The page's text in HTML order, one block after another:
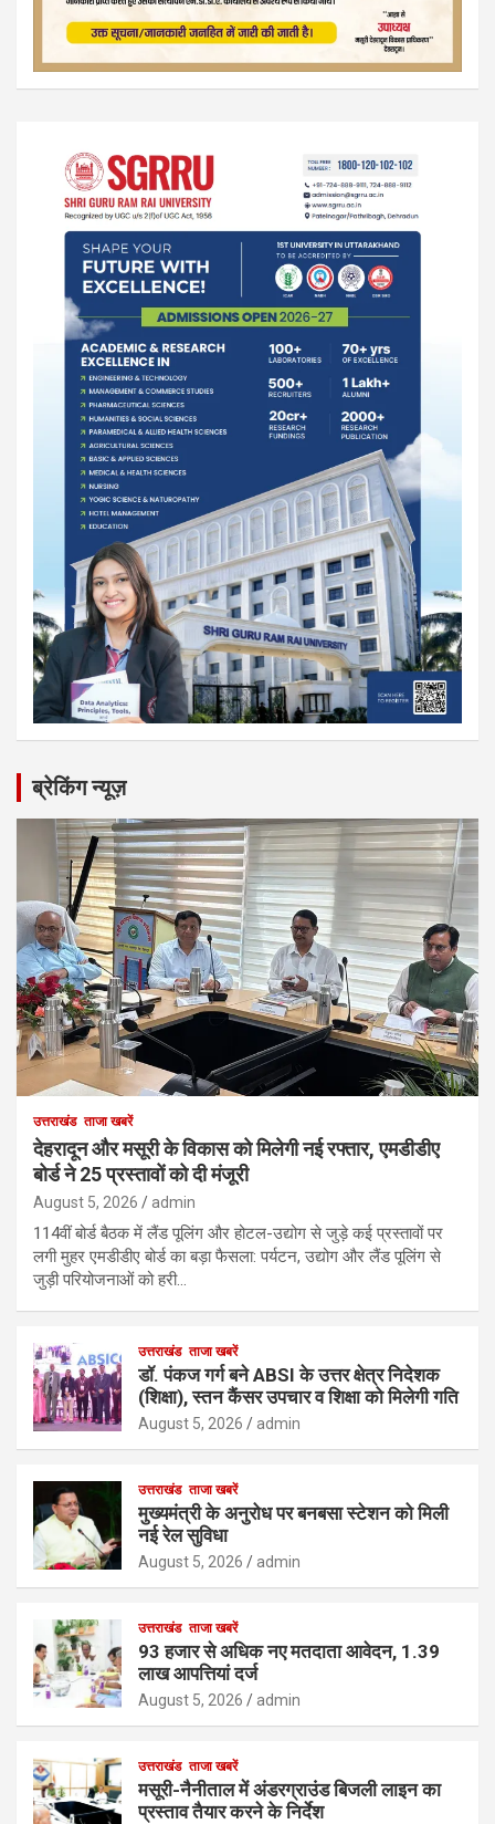
ब्रेकिंग न्यूज़
उत्तराखंड ताजा खबरें
देहरादून और मसूरी के विकास को मिलेगी नई रफ्तार, एमडीडीए
बोर्ड ने 25 प्रस्तावों को दी मंजूरी
August 5, 2026 admin
114वीं बोर्ड बैठक में लैंड पूलिंग और होटल-उद्योग से जुड़े कई प्रस्तावों पर
लगी मुहर एमडीडीए बोर्ड का बड़ा फैसला: पर्यटन, उद्योग और लैंड पूलिंग से
जुड़ी परियोजनाओं को हरी…
उत्तराखंड ताजा खबरें
डॉ. पंकज गर्ग बने ABSI के उत्तर क्षेत्र निदेशक
(शिक्षा), स्तन कैंसर उपचार व शिक्षा को मिलेगी गति
August 5, 2026 admin
उत्तराखंड ताजा खबरें
मुख्यमंत्री के अनुरोध पर बनबसा स्टेशन को मिली
नई रेल सुविधा
August 5, 2026 admin
उत्तराखंड ताजा खबरें
93 हजार से अधिक नए मतदाता आवेदन, 1.39
लाख आपत्तियां दर्ज
August 5, 2026 admin
उत्तराखंड ताजा खबरें
मसूरी-नैनीताल में अंडरग्राउंड बिजली लाइन का
प्रस्ताव तैयार करने के निर्देश